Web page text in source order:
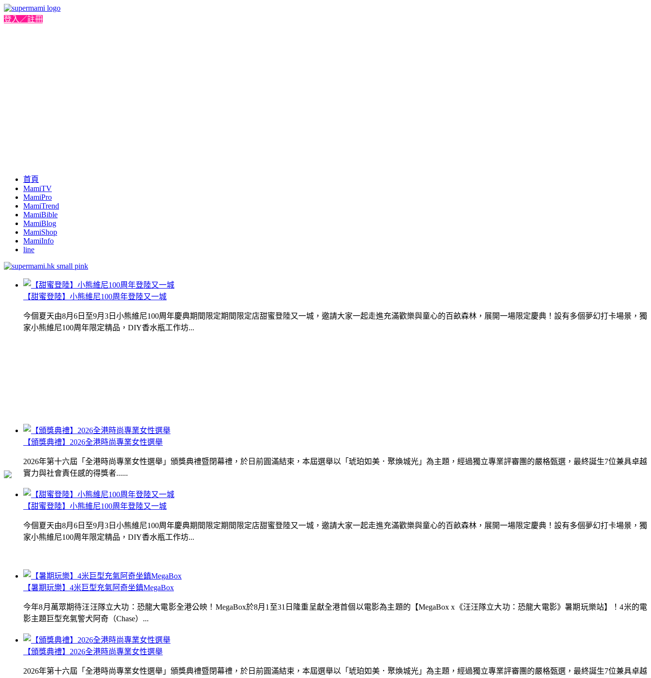
登入／註冊
首頁
MamiTV
MamiPro
MamiTrend
MamiBible
MamiBlog
MamiShop
MamiInfo
line
【甜蜜登陸】小熊維尼100周年登陸又一城
今個夏天由8月6日至9月3日小熊維尼100周年慶典期間限定期間限定店甜蜜登陸又一城，邀請大家一起走進充滿歡樂與童心的百畝森林，展開一場限定慶典！設有多個夢幻打卡場景，獨
家小熊維尼100周年限定精品，DIY香水瓶工作坊...
【頒獎典禮】2026全港時尚專業女性選舉
2026年第十六屆「全港時尚專業女性選舉」頒獎典禮暨閉幕禮，於日前圓滿結束，本屆選舉以「琥珀如美．聚煥城光」為主題，經過獨立專業評審團的嚴格甄選，最終誕生7位兼具卓越
實力與社會責任感的得獎者......
【暑期玩樂】4米巨型充氣阿奇坐鎮MegaBox
今年8月萬眾期待汪汪隊立大功：恐龍大電影全港公映！MegaBox於8月1至31日隆重呈獻全港首個以電影為主題的【MegaBox x《汪汪隊立大功：恐龍大電影》暑期玩樂站】！4米的電
影主題巨型充氣警犬阿奇（Chase）...
【甜蜜登陸】小熊維尼100周年登陸又一城
今個夏天由8月6日至9月3日小熊維尼100周年慶典期間限定期間限定店甜蜜登陸又一城，邀請大家一起走進充滿歡樂與童心的百畝森林，展開一場限定慶典！設有多個夢幻打卡場景，獨
家小熊維尼100周年限定精品，DIY香水瓶工作坊...
【頒獎典禮】2026全港時尚專業女性選舉
2026年第十六屆「全港時尚專業女性選舉」頒獎典禮暨閉幕禮，於日前圓滿結束，本屆選舉以「琥珀如美．聚煥城光」為主題，經過獨立專業評審團的嚴格甄選，最終誕生7位兼具卓越